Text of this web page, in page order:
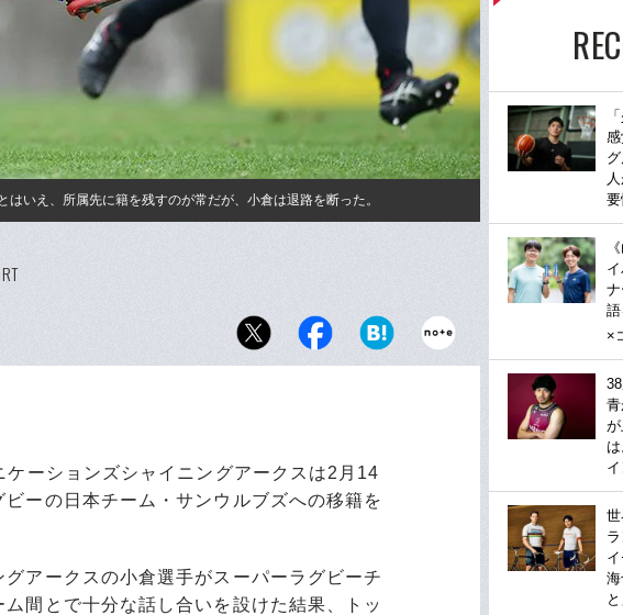
いえ、所属先に籍を残すのが常だが、小倉は退路を断った。
ーションズシャイニングアークスは2月14
ーの日本チーム・サンウルブズへの移籍を
アークスの小倉選手がスーパーラグビーチ
間とで十分な話し合いを設けた結果、トッ
要
×